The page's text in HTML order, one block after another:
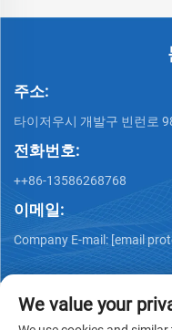
주소:
타이저우시 개발구 빈런로
전화번호:
++86-13586268768
이메일:
Company E-mail: [email
We value your